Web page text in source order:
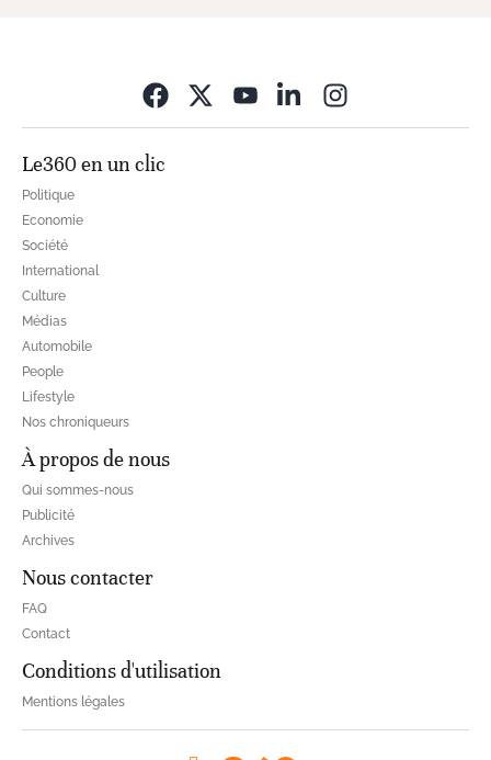
Le360 en un clic
Politique
Economie
Société
International
Culture
Médias
Automobile
People
Lifestyle
Nos chroniqueurs
À propos de nous
Qui sommes-nous
Publicité
Archives
Nous contacter
FAQ
Contact
Conditions d'utilisation
Mentions légales